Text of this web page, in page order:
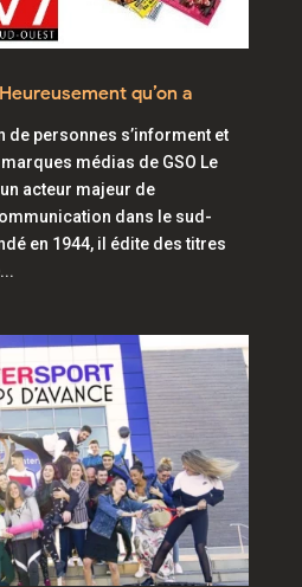
qu’on a
de personnes s’informent et
médias de GSO Le
acteur majeur de
dans le sud-
en 1944, il édite des titres